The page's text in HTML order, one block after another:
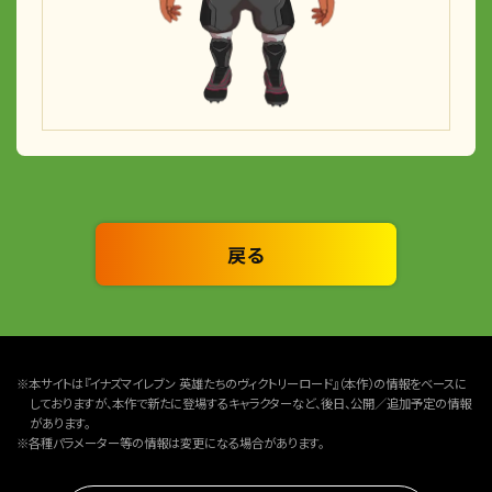
戻る
※本サイトは『イナズマイレブン 英雄たちのヴィクトリーロード』（本作）の情報をベースに
しておりますが、本作で新たに登場するキャラクターなど、後日、公開／追加予定の情報
があります。
※各種パラメーター等の情報は変更になる場合があります。